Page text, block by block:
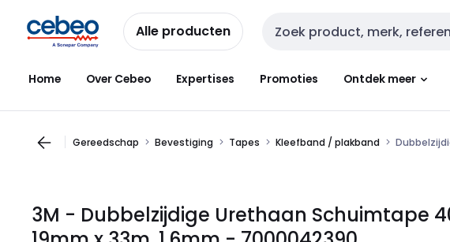
naar
navigatie
naar
inhoud
Alle producten Zoekveld invoer
Home Over Cebeo Expertises Promoties Ontdek meer
Gereedschap Bevestiging Tapes Kleefband / plakband
3M - Dubbelzijdige Urethaan Schuimtape